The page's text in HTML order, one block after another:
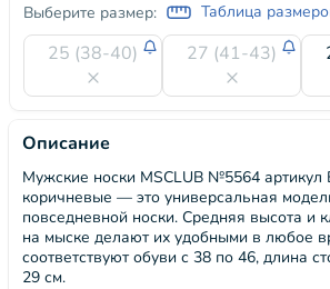
Выберите размер: Таблица
25 (38-40) 27 (41-43)
Описание
Мужские носки MSCLUB №5564
коричневые — это универсальная
повседневной носки. Средняя высота и
на мыске делают их удобными в любое
соответствуют обуви с 38 по 46, длина
29 см.